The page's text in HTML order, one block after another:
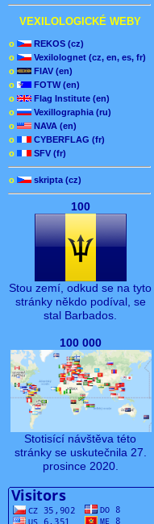
VEXILOLOGICKÉ WEBY
o
REKOS (cz)
o
Vexilolognet (cz, en, es, fr)
o
FIAV (en)
o
FOTW (en)
o
Flag Institute (en)
o
Vexillographia (ru)
o
NAVA (en)
o
CYBERFLAG (fr)
o
SFV (fr)
o skripta (cz)
100
Stou zemí, odkud se na tyto
stránky někdo podíval, se
stal Barbados.
100 000
Stotisící návštěva této
stránky se uskutečnila 27.
prosince 2020.